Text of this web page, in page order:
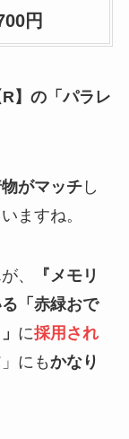
円
】の「パラレ
がマッチし
ますね。
、
『メモリ
「赤緑おで
に採用され
にもかなり